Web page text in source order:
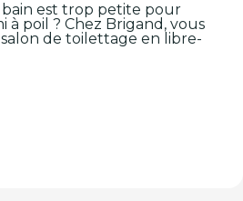
bain est trop petite pour
à poil ? Chez Brigand, vous
de toilettage en libre-